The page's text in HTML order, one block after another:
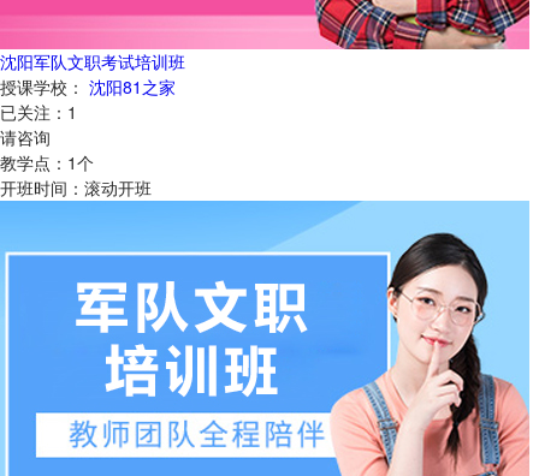
沈阳军队文职考试培训班
授课学校： 沈阳81之家
已关注： 1
请咨询
教学点： 1个
开班时间： 滚动开班